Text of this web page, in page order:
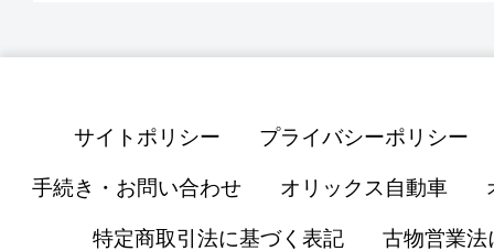
サイトポリシー プライバシーポリシー
手続き・お問い合わせ オリックス自動車
特定商取引法に基づく表記 古物営業法